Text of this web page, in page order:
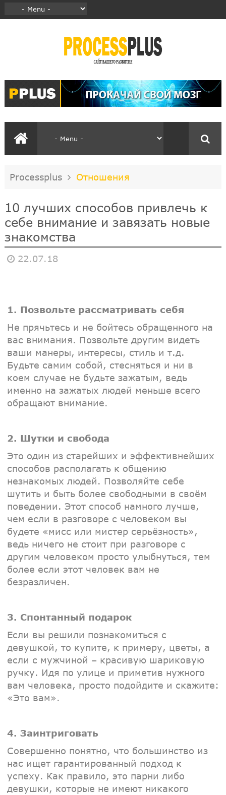
Processplus Отношения
10 лучших способов привлечь к
себе внимание и завязать новые
знакомства
22.07.18
1. Позвольте рассматривать себя
Не прячьтесь и не бойтесь обращенного на
вас внимания. Позвольте другим видеть
ваши манеры, интересы, стиль и т.д.
Будьте самим собой, стесняться и ни в
коем случае не будьте зажатым, ведь
именно на зажатых людей меньше всего
обращают внимание.
2. Шутки и свобода
Это один из старейших и эффективнейших
способов располагать к общению
незнакомых людей. Позволяйте себе
шутить и быть более свободными в своём
поведении. Этот способ намного лучше,
чем если в разговоре с человеком вы
будете «мисс или мистер серьёзность»,
ведь ничего не стоит при разговоре с
другим человеком просто улыбнуться, тем
более если этот человек вам не
безразличен.
3. Спонтанный подарок
Если вы решили познакомиться с
девушкой, то купите, к примеру, цветы, а
если с мужчиной – красивую шариковую
ручку. Идя по улице и приметив нужного
вам человека, просто подойдите и скажите:
«Это вам».
4. Заинтриговать
Совершенно понятно, что большинство из
нас ищет гарантированный подход к
успеху. Как правило, это парни либо
девушки, которые не имеют никакого